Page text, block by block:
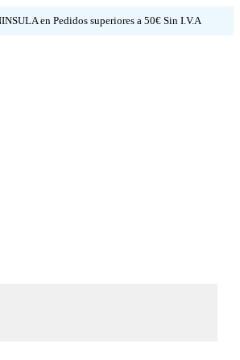
en Pedidos superiores a 50€ Sin I.V.A